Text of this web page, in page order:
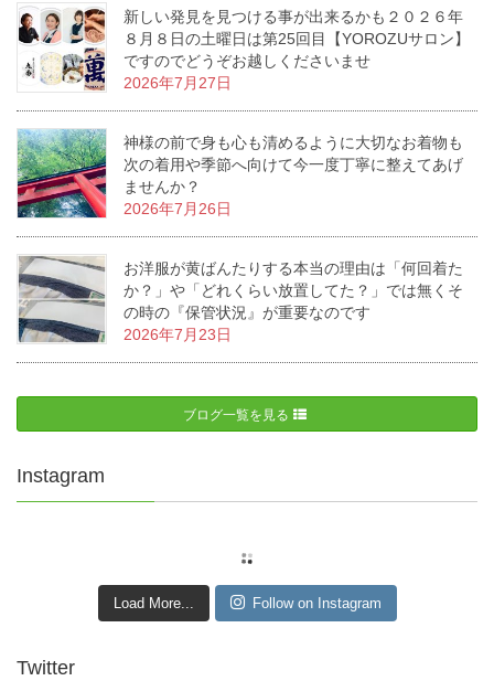
新しい発見を見つける事が出来るかも２０２６年
８月８日の土曜日は第25回目【YOROZUサロン】
ですのでどうぞお越しくださいませ
2026年7月27日
神様の前で身も心も清めるように大切なお着物も
次の着用や季節へ向けて今一度丁寧に整えてあげ
ませんか？
2026年7月26日
お洋服が黄ばんたりする本当の理由は「何回着た
か？」や「どれくらい放置してた？」では無くそ
の時の『保管状況』が重要なのです
2026年7月23日
ブログ一覧を見る
Instagram
Load More... Follow on Instagram
Twitter